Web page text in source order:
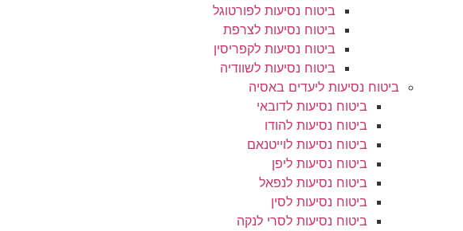
ביטוח נסיעות לפורטוגל
ביטוח נסיעות לצרפת
ביטוח נסיעות לקפריסין
ביטוח נסיעות לשוודיה
ביטוח נסיעות ליעדים באסיה
ביטוח נסיעות לדובאי
ביטוח נסיעות להודו
ביטוח נסיעות לוייטנאם
ביטוח נסיעות ליפן
ביטוח נסיעות לנפאל
ביטוח נסיעות לסין
ביטוח נסיעות לסרי לנקה